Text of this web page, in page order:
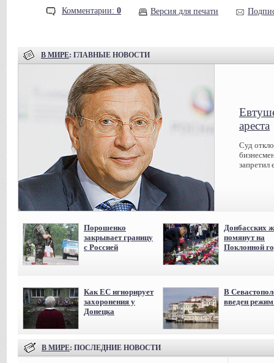
Комментарии: 0 Версия для печати
В МИРЕ: ГЛАВНЫЕ НОВОСТИ
ареста
Суд
запретил
Порошенко
закрывает границу
с Россией
Донбасских
помянут на
Поклонной
Как ЕС игнорирует
захоронения у
Донецка
В
введен
В МИРЕ: ПОСЛЕДНИЕ НОВОСТИ